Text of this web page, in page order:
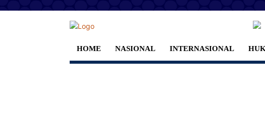
HOME NASIONAL INTERNASIONAL